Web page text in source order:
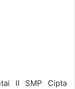
II SMP Cipta